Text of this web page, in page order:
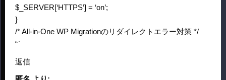
$_SERVER[‘HTTPS’] = ‘on’;
}
/* All-in-One WP Migrationのリダイレクトエラー対策 */
“`
返信